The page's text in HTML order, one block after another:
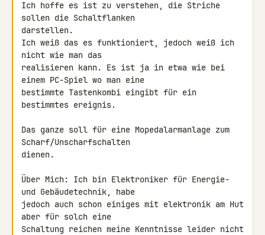
Ich hoffe es ist zu verstehen, die Striche
sollen die Schaltflanken
darstellen.
Ich weiß das es funktioniert, jedoch weiß ich
nicht wie man das
realisieren kann. Es ist ja in etwa wie bei
einem PC-Spiel wo man eine
bestimmte Tastenkombi eingibt für ein
bestimmtes ereignis.
Das ganze soll für eine Mopedalarmanlage zum
Scharf/Unscharfschalten
dienen.
Über Mich: Ich bin Elektroniker für Energie-
und Gebäudetechnik, habe
jedoch auch schon einiges mit elektronik am Hut
aber für solch eine
Schaltung reichen meine Kenntnisse leider nicht